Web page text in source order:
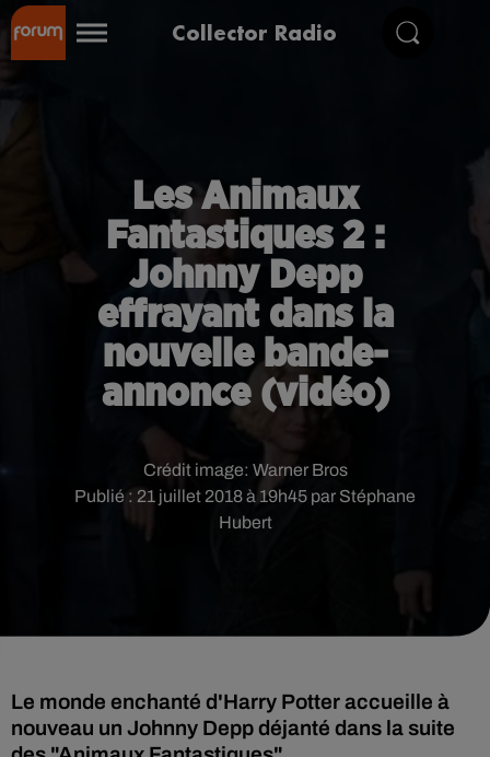
Collector Radio
Les Animaux
Fantastiques 2 :
Johnny Depp
effrayant dans la
nouvelle bande-
annonce (vidéo)
Publié : 21 juillet 2018 à 19h45 par Stéphane
Hubert
Crédit image: Warner Bros
Le monde enchanté d'Harry Potter accueille à
nouveau un Johnny Depp déjanté dans la suite